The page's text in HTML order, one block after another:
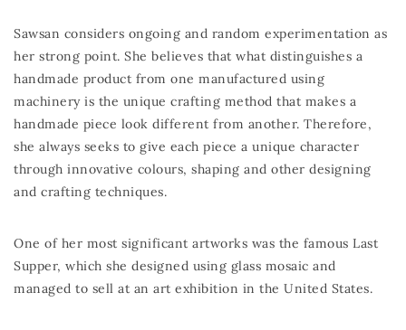
Sawsan considers ongoing and random experimentation as
her strong point. She believes that what distinguishes a
handmade product from one manufactured using
machinery is the unique crafting method that makes a
handmade piece look different from another. Therefore,
she always seeks to give each piece a unique character
through innovative colours, shaping and other designing
and crafting techniques.
One of her most significant artworks was the famous Last
Supper, which she designed using glass mosaic and
managed to sell at an art exhibition in the United States.